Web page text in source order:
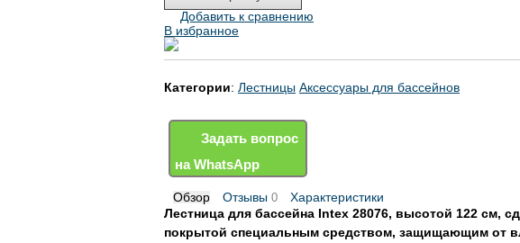
Добавить к сравнению
В избранное
Категории: Лестницы Аксессуары для бассейнов
Задать вопрос
на WhatsApp
Обзор Отзывы 0
Характеристики
Лестница для бассейна Intex 28076, высотой 122 см,
покрытой специальным средством, защищающим от